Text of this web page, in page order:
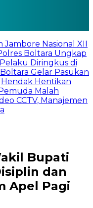
Nasional XII
Boltara Ungkap
Diringkus di
Gelar Pasukan
Hendak Hentikan
Malah
CCTV, Manajemen
Bupati
dan
Apel Pagi